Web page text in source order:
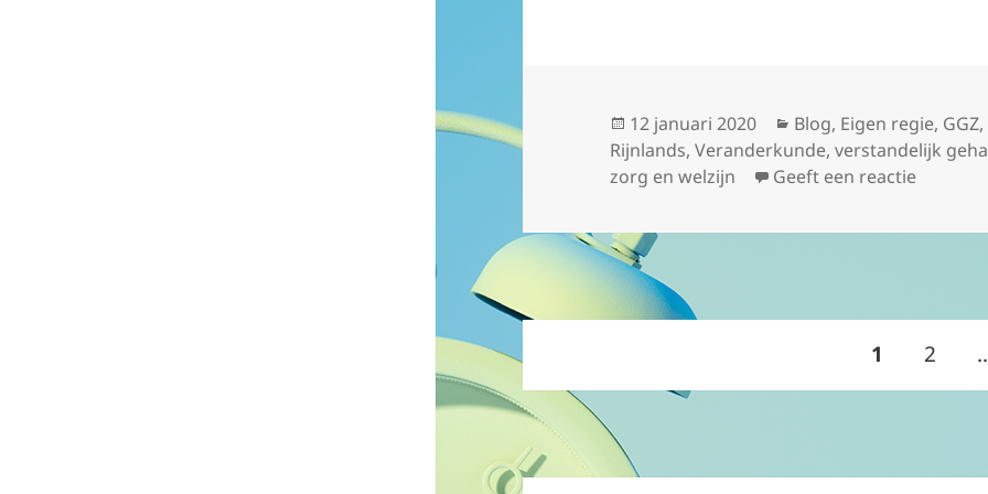
Geplaatst
op
12 januari 2020 Categorieën
Blog, Eigen regie, GGZ,
Rijnlands,Veranderkunde,verstandelijk
zorg en welzijn
Geeft een reactieop
paginering
PAGINA
1 2